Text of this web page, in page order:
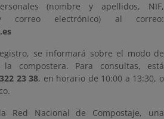
(nombre y apellidos, NIF,
correo electrónico) al correo:
se informará sobre el modo de
compostera. Para consultas, está
23 38, en horario de 10:00 a 13:30, o
Red Nacional de Compostaje, una